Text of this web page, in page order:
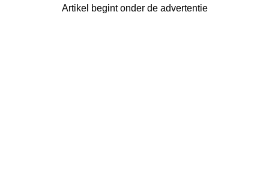
Artikel begint onder de advertentie